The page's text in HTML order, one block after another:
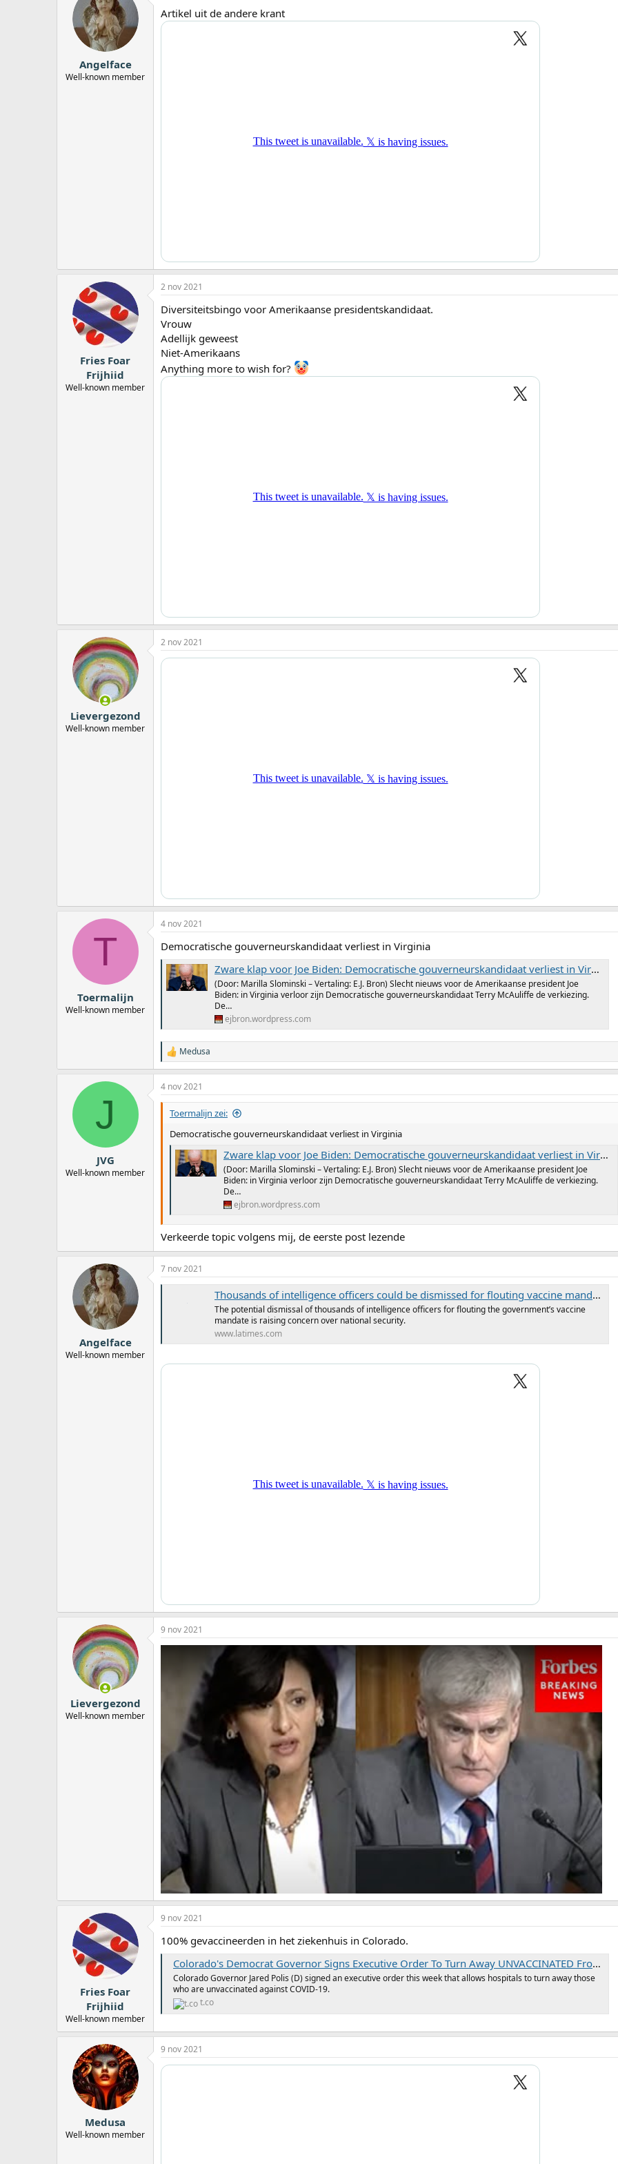
Angelface
Well-known member
Artikel uit de andere krant
Fries Foar
Frijhiid
Well-known member
2 nov 2021
Diversiteitsbingo voor Amerikaanse presidentskandidaat.
Vrouw
Adellijk geweest
Niet-Amerikaans
Anything more to wish for?
Lievergezond
Well-known member
2 nov 2021
T
Toermalijn
Well-known member
4 nov 2021
Democratische gouverneurskandidaat verliest in Virginia
Zware klap voor Joe Biden: Democratische gouverneurskandidaat verliest in Virginia
(Door: Marilla Slominski – Vertaling: E.J. Bron) Slecht nieuws voor de Amerikaanse president Joe
Biden: in Virginia verloor zijn Democratische gouverneurskandidaat Terry McAuliffe de verkiezing.
De…
ejbron.wordpress.com
W
a
a
r
d
e
n
Medusa
J
JVG
Well-known member
4 nov 2021
Toermalijn zei:
Democratische gouverneurskandidaat verliest in Virginia
Zware klap voor Joe Biden: Democratische gouverneurskandidaat verliest in Virginia
(Door: Marilla Slominski – Vertaling: E.J. Bron) Slecht nieuws voor de Amerikaanse president Joe
Biden: in Virginia verloor zijn Democratische gouverneurskandidaat Terry McAuliffe de verkiezing.
De…
ejbron.wordpress.com
Verkeerde topic volgens mij, de eerste post lezende
Angelface
Well-known member
7 nov 2021
Thousands of intelligence officers could be dismissed for flouting vaccine mandate
The potential dismissal of thousands of intelligence officers for flouting the government’s vaccine
mandate is raising concern over national security.
www.latimes.com
Lievergezond
Well-known member
9 nov 2021
Fries Foar
Frijhiid
Well-known member
9 nov 2021
100% gevaccineerden in het ziekenhuis in Colorado.
Colorado's Democrat Governor Signs Executive Order To Turn Away UNVACCINATED From Hospitals
Colorado Governor Jared Polis (D) signed an executive order this week that allows hospitals to turn away those
who are unvaccinated against COVID-19.
t.co
Medusa
Well-known member
9 nov 2021